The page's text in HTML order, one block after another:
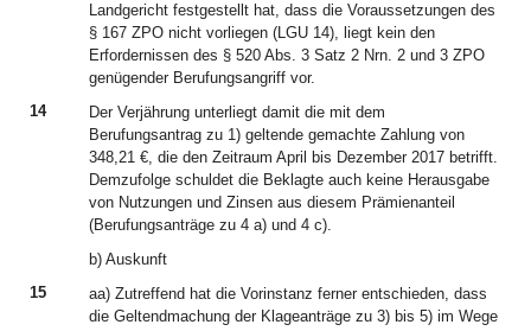
Landgericht festgestellt hat, dass die Voraussetzungen des
§ 167 ZPO nicht vorliegen (LGU 14), liegt kein den
Erfordernissen des § 520 Abs. 3 Satz 2 Nrn. 2 und 3 ZPO
genügender Berufungsangriff vor.
14
Der Verjährung unterliegt damit die mit dem
Berufungsantrag zu 1) geltende gemachte Zahlung von
348,21 €, die den Zeitraum April bis Dezember 2017 betrifft.
Demzufolge schuldet die Beklagte auch keine Herausgabe
von Nutzungen und Zinsen aus diesem Prämienanteil
(Berufungsanträge zu 4 a) und 4 c).
b) Auskunft
15
aa) Zutreffend hat die Vorinstanz ferner entschieden, dass
die Geltendmachung der Klageanträge zu 3) bis 5) im Wege